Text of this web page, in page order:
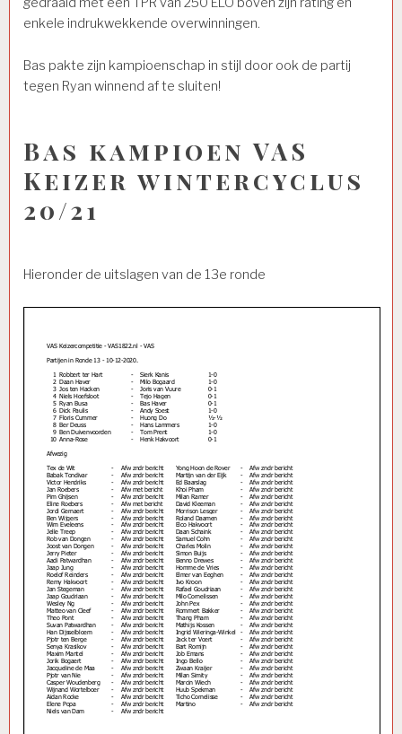
enkele indrukwekkende overwinningen.
Bas pakte zijn kampioenschap in stijl door ook de partij
tegen Ryan winnend af te sluiten!
Bas kampioen VAS
Keizer wintercyclus
20/21
Hieronder de uitslagen van de 13e ronde